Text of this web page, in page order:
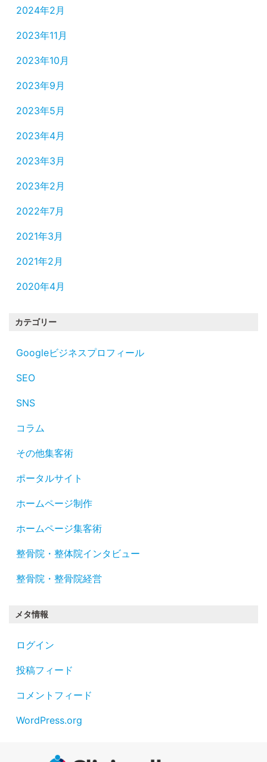
2024年2月
2023年11月
2023年10月
2023年9月
2023年5月
2023年4月
2023年3月
2023年2月
2022年7月
2021年3月
2021年2月
2020年4月
カテゴリー
Googleビジネスプロフィール
SEO
SNS
コラム
その他集客術
ポータルサイト
ホームページ制作
ホームページ集客術
整骨院・整体院インタビュー
整骨院・整骨院経営
メタ情報
ログイン
投稿フィード
コメントフィード
WordPress.org